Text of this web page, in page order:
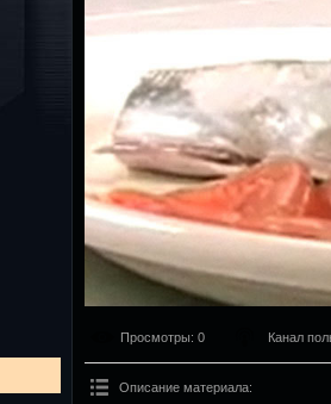
Просмотры: 0 Канал
Описание материала: